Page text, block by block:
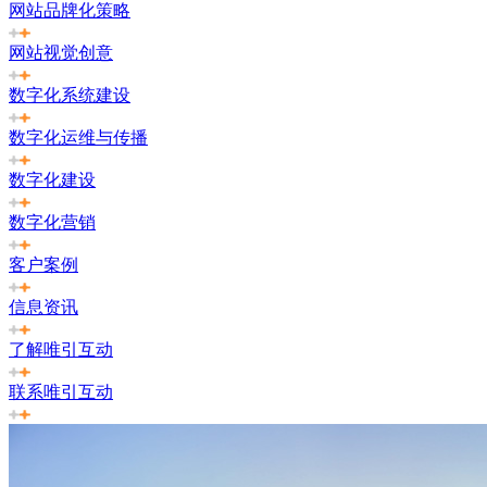
网站品牌化策略
网站视觉创意
数字化系统建设
数字化运维与传播
数字化建设
数字化营销
客户案例
信息资讯
了解唯引互动
联系唯引互动